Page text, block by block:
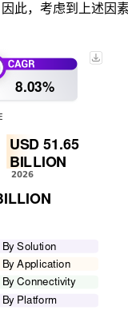
此，考虑到上述因